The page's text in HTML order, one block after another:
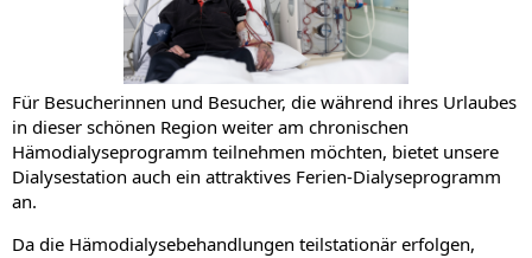
Für Besucherinnen und Besucher, die während ihres Urlaubes
in dieser schönen Region weiter am chronischen
Hämodialyseprogramm teilnehmen möchten, bietet unsere
Dialysestation auch ein attraktives Ferien-Dialyseprogramm
an.
Da die Hämodialysebehandlungen teilstationär erfolgen,